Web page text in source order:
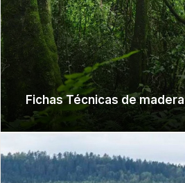
Fichas Técnicas de madera